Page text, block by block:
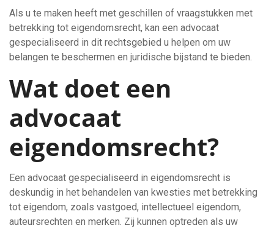
Als u te maken heeft met geschillen of vraagstukken met
betrekking tot eigendomsrecht, kan een advocaat
gespecialiseerd in dit rechtsgebied u helpen om uw
belangen te beschermen en juridische bijstand te bieden.
Wat doet een
advocaat
eigendomsrecht?
Een advocaat gespecialiseerd in eigendomsrecht is
deskundig in het behandelen van kwesties met betrekking
tot eigendom, zoals vastgoed, intellectueel eigendom,
auteursrechten en merken. Zij kunnen optreden als uw